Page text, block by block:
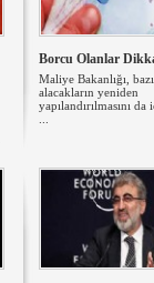
Borcu Olanlar
Maliye Bakanlığı, bazı
alacakların yeniden
yapılandırılmasını da